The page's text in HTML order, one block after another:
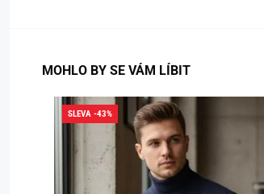
MOHLO BY SE VÁM LÍBIT
SLEVA -43%